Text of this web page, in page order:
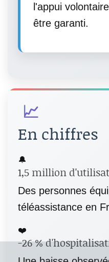
l'appui
être garanti.
📈
En chiffres
🔔
1,5 million
Des personnes
téléassistance en
❤️
-26 %